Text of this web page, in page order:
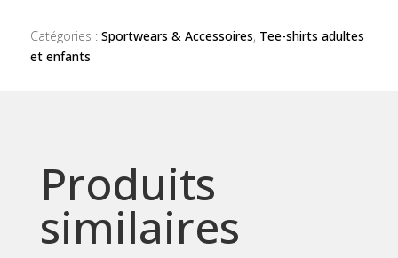
noir
Catégories : Sportwears & Accessoires, Tee-shirts adultes
et enfants
Produits
similaires